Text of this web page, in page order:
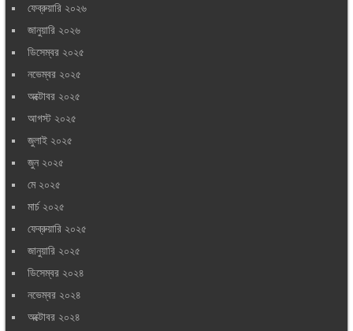
ফেব্রুয়ারি ২০২৬
জানুয়ারি ২০২৬
ডিসেম্বর ২০২৫
নভেম্বর ২০২৫
অক্টোবর ২০২৫
আগস্ট ২০২৫
জুলাই ২০২৫
জুন ২০২৫
মে ২০২৫
মার্চ ২০২৫
ফেব্রুয়ারি ২০২৫
জানুয়ারি ২০২৫
ডিসেম্বর ২০২৪
নভেম্বর ২০২৪
অক্টোবর ২০২৪